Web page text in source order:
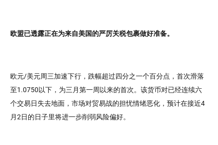
欧盟已透露正在为来自美国的严厉关税包裹做好准备。
欧元/美元周三加速下行，跌幅超过四分之一个百分点，首次滑落
至1.0750以下，为三月第一周以来的首次。该货币对已经连续六
个交易日失去地面，市场对贸易战的担忧情绪恶化，预计在接近4
月2日的日子里将进一步削弱风险偏好。